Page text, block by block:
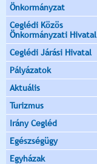
Önkormányzat
Ceglédi Közös
Önkormányzati Hivatal
Ceglédi Járási Hivatal
Pályázatok
Aktuális
Turizmus
Irány Cegléd
Egészségügy
Egyházak